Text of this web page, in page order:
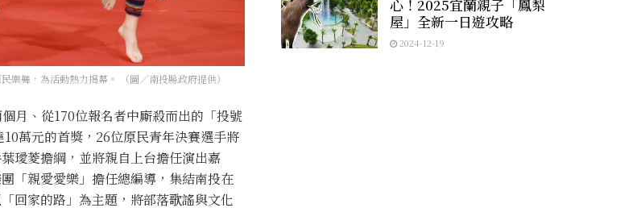
舞，為活動熱力揭幕。 （圖／南投縣政府提供）
月、從170位報名者中廝殺而出的「投號
萬元的首獎，26位原民青年決賽選手將
璦菱擔綱，並將親自上台擔任演出嘉
「親愛愛樂」擔任總編導，集結南投在
回家的路」為主題，將部落歌謠與文化
心！2025宜蘭親子「鳳梨
屋」全新一日遊攻略
2024-12-19